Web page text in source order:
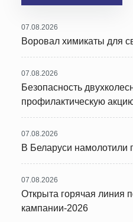
07.08.2026
Воровал химикаты для
07.08.2026
Безопасность
профилактическую
07.08.2026
В Беларуси намолотили
07.08.2026
Открыта горячая линия
кампании-2026